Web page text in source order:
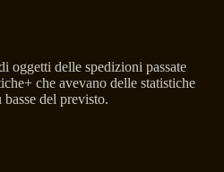
oggetti delle spedizioni passate
che avevano delle statistiche
del previsto.